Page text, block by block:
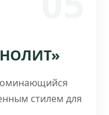
стилем для